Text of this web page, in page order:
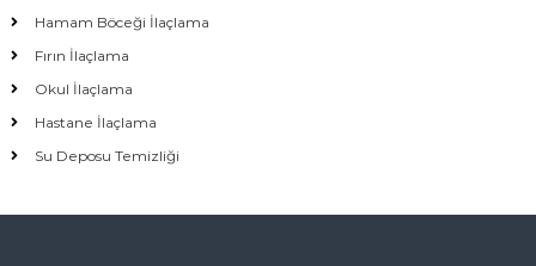
Hamam Böceği İlaçlama
Fırın İlaçlama
Okul İlaçlama
Hastane İlaçlama
Su Deposu Temizliği